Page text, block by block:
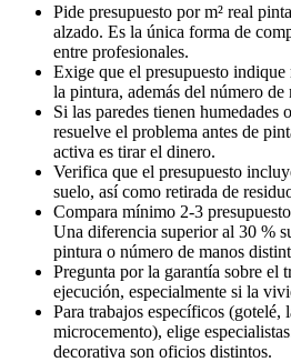
Pide presupuesto por m² real
alzado. Es la única forma de
entre profesionales.
Exige que el presupuesto
la pintura, además del número de
Si las paredes tienen humedades
resuelve el problema antes de
activa es tirar el dinero.
Verifica que el presupuesto
suelo, así como retirada de
Compara mínimo 2-3
Una diferencia superior al 30 %
pintura o número de manos
Pregunta por la garantía sobre el
ejecución, especialmente si la
Para trabajos específicos (gotelé,
microcemento), elige
decorativa son oficios distintos.